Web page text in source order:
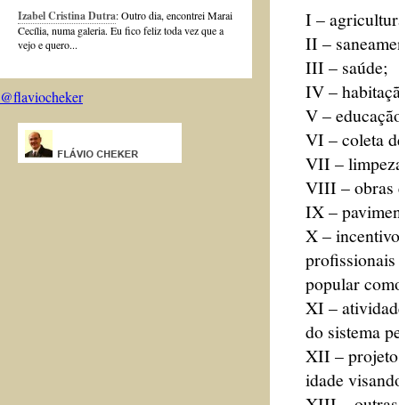
Izabel Cristina Dutra: Outro dia, encontrei Marai
Cecília, numa galeria. Eu fico feliz toda vez que a
vejo e quero...
@flaviocheker
I –
II –
III – saúde;
IV –
V –
VI – coleta
VII –
VIII – obras
IX –
X –
popular
XI –
do sistema
XII –
idade